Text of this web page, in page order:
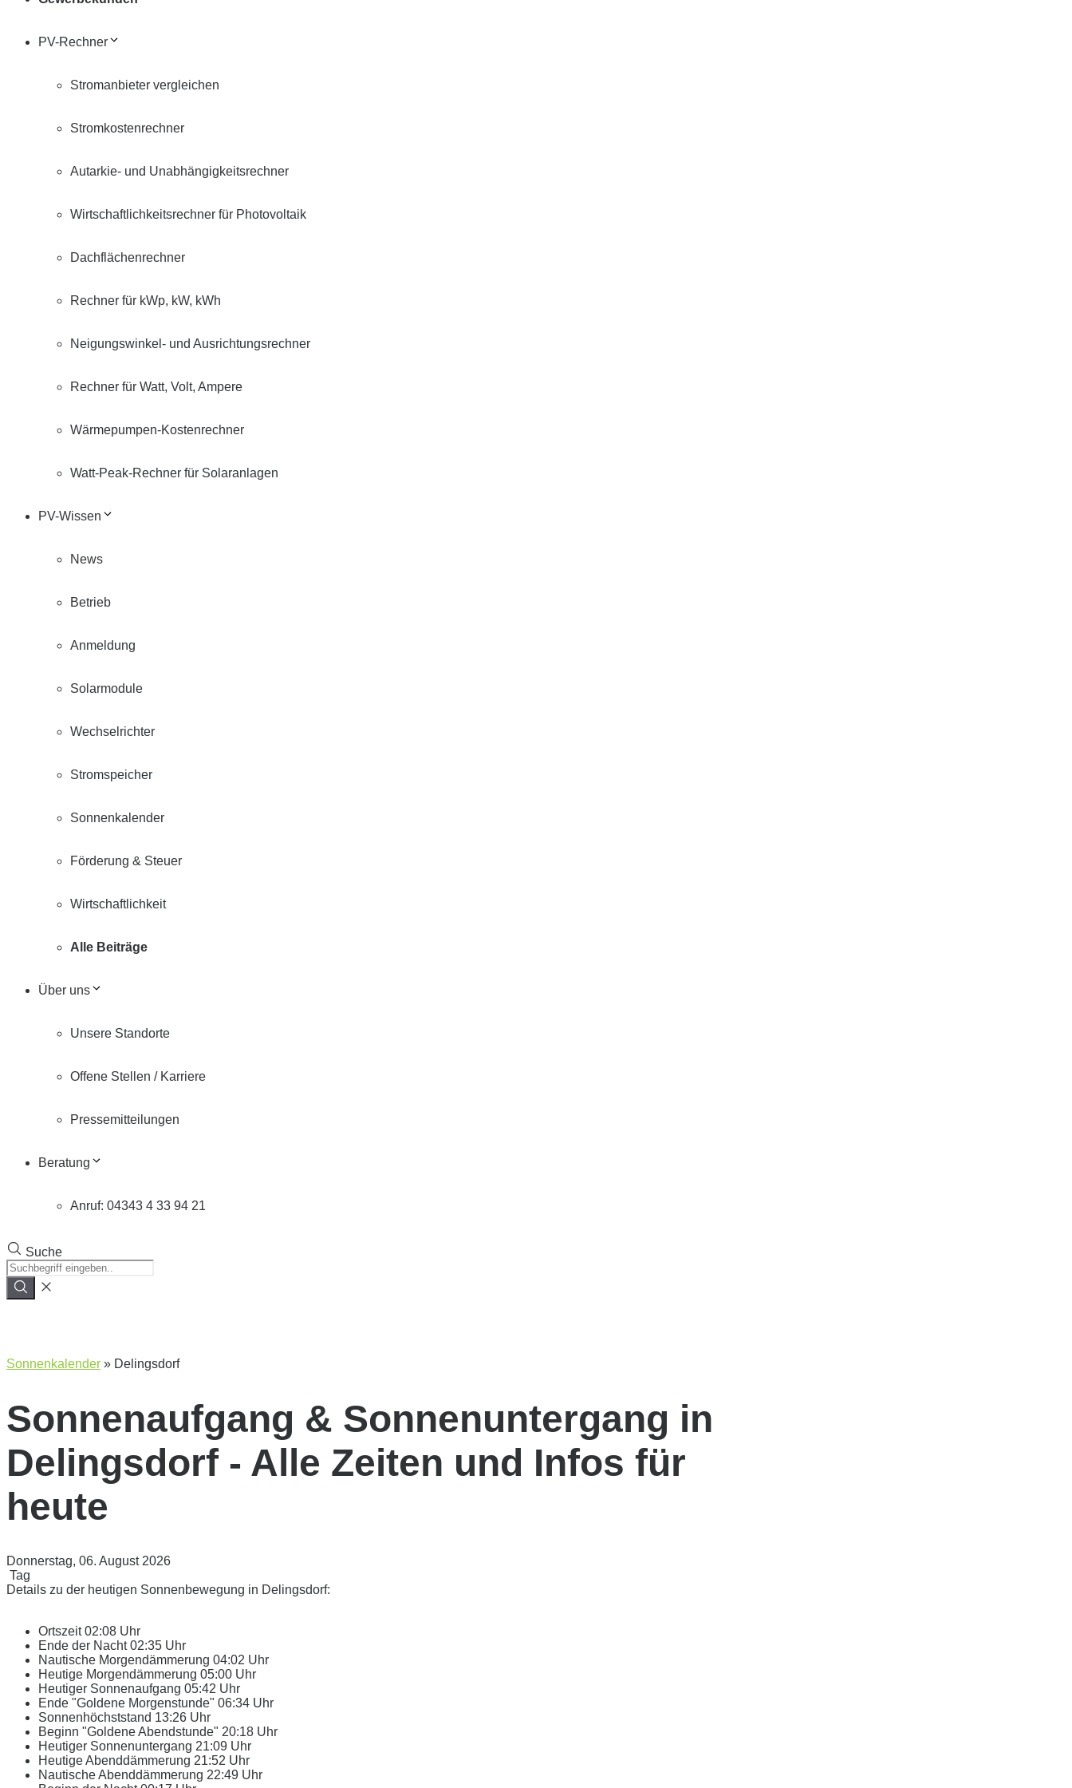
PV-Rechner
Stromanbieter vergleichen
Stromkostenrechner
Autarkie- und Unabhängigkeitsrechner
Wirtschaftlichkeitsrechner für Photovoltaik
Dachflächenrechner
Rechner für kWp, kW, kWh
Neigungswinkel- und Ausrichtungsrechner
Rechner für Watt, Volt, Ampere
Wärmepumpen-Kostenrechner
Watt-Peak-Rechner für Solaranlagen
PV-Wissen
News
Betrieb
Anmeldung
Solarmodule
Wechselrichter
Stromspeicher
Sonnenkalender
Förderung & Steuer
Wirtschaftlichkeit
Alle Beiträge
Über uns
Unsere Standorte
Offene Stellen / Karriere
Pressemitteilungen
Beratung
Anruf: 04343 4 33 94 21
Suche
Sonnenkalender » Delingsdorf
Sonnenaufgang & Sonnenuntergang in
Delingsdorf - Alle Zeiten und Infos für
heute
Donnerstag, 06. August 2026
Tag
Details zu der heutigen Sonnenbewegung in Delingsdorf:
Ortszeit02:08 Uhr
Ende der Nacht02:35 Uhr
Nautische Morgendämmerung 04:02 Uhr
Heutige Morgendämmerung 05:00 Uhr
Heutiger Sonnenaufgang 05:42 Uhr
Ende "Goldene Morgenstunde" 06:34 Uhr
Sonnenhöchststand 13:26 Uhr
Beginn "Goldene Abendstunde" 20:18 Uhr
Heutiger Sonnenuntergang 21:09 Uhr
Heutige Abenddämmerung 21:52 Uhr
Nautische Abenddämmerung 22:49 Uhr